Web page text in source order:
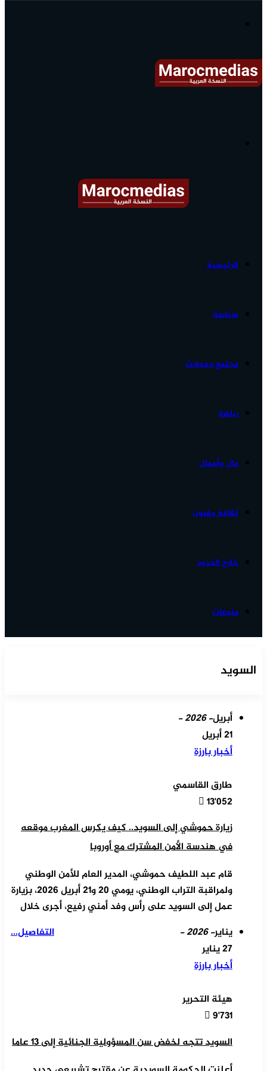
الرئيسية
سياسة
مجتمع وحوادث
رياضة
مال وأعمال
ثقافة وفنون
خارج الحدود
منوعات
السويد
أبريل- 2026 -
21 أبريل
أخبار بارزة
طارق القاسمي
13٬052
زيارة حموشي إلى السويد.. كيف يكرس المغرب موقعه
في هندسة الأمن المشترك مع أوروبا
قام عبد اللطيف حموشي، المدير العام للأمن الوطني
ولمراقبة التراب الوطني، يومي 20 و21 أبريل 2026، بزيارة
عمل إلى السويد على رأس وفد أمني رفيع، أجرى خلال
التفاصيل...
يناير- 2026 -
27 يناير
أخبار بارزة
هيئة التحرير
9٬731
السويد تتجه لخفض سن المسؤولية الجنائية إلى 13 عاما